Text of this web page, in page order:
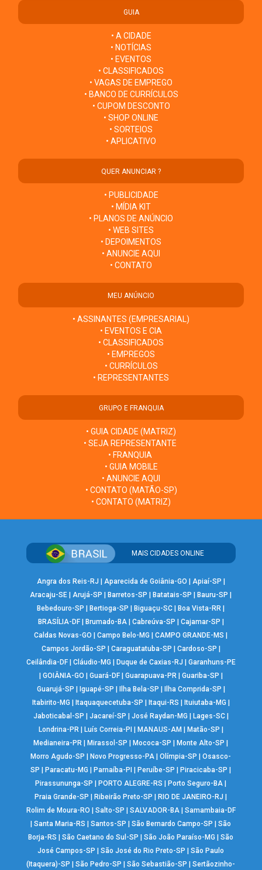
GUIA
• A CIDADE
• NOTÍCIAS
• EVENTOS
• CLASSIFICADOS
• VAGAS DE EMPREGO
• BANCO DE CURRÍCULOS
• CUPOM DESCONTO
• SHOP ONLINE
• SORTEIOS
• APLICATIVO
QUER ANUNCIAR ?
• PUBLICIDADE
• MÍDIA KIT
• PLANOS DE ANÚNCIO
• WEB SITES
• DEPOIMENTOS
• ANUNCIE AQUI
• CONTATO
MEU ANÚNCIO
• ASSINANTES (EMPRESARIAL)
• EVENTOS E CIA
• CLASSIFICADOS
• EMPREGOS
• CURRÍCULOS
• REPRESENTANTES
GRUPO E FRANQUIA
• GUIA CIDADE (MATRIZ)
• SEJA REPRESENTANTE
• FRANQUIA
• GUIA MOBILE
• ANUNCIE AQUI
• CONTATO (MATÃO-SP)
• CONTATO (MATRIZ)
MAIS CIDADES ONLINE
Angra dos Reis-RJ Aparecida de Goiânia-GO Apiaí-SP
Aracaju-SE |Arujá-SP Barretos-SP Batatais-SP Bauru-SP
Bebedouro-SP
Bertioga-SP Biguaçu-SC Boa Vista-RR
BRASÍLIA-DF| Brumado-BA| Cabreúva-SP Cajamar-SP
Caldas Novas-GO
|Campo Belo-MG |CAMPO GRANDE-MS
Campos Jordão-SP
Caraguatatuba-SP Cardoso-SP
Ceilândia-DF| Cláudio-MG Duque de Caxias-RJ
Garanhuns-PE
GOIÂNIA-GO Guará-DF| Guarapuava-PR| Guariba-SP
Guarujá-SP
Iguapé-SP Ilha Bela-SP Ilha Comprida-SP
Itabirito-MG
Itaquaquecetuba-SP Itaqui-RS Ituiutaba-MG
Jaboticabal-SP
Jacareí-SP José Raydan-MG Lages-SC|
Londrina-PR| Luís Correia-PI MANAUS-AM Matão-SP
Medianeira-PR
Mirassol-SP Mococa-SP Monte Alto-SP
Morro Agudo-SP
Novo Progresso-PA |Olímpia-SP |Osasco-
SP
Paracatu-MG Parnaíba-PI Peruíbe-SP Piracicaba-SP
Pirassununga-SP
PORTO ALEGRE-RS Porto Seguro-BA
Praia Grande-SP
Ribeirão Preto-SP RIO DE JANEIRO-RJ
Rolim de Moura-RO
Salto-SP SALVADOR-BA| Samambaia-DF
|Santa Maria-RS |Santos-SP |São Bernardo Campo-SP |São
Borja-RS
|São Caetano do Sul-SP |São João Paraíso-MG |São
José Campos-SP
|São José do Rio Preto-SP |São Paulo
(Itaquera)-SP
|São Pedro-SP |São Sebastião-SP |Sertãozinho-